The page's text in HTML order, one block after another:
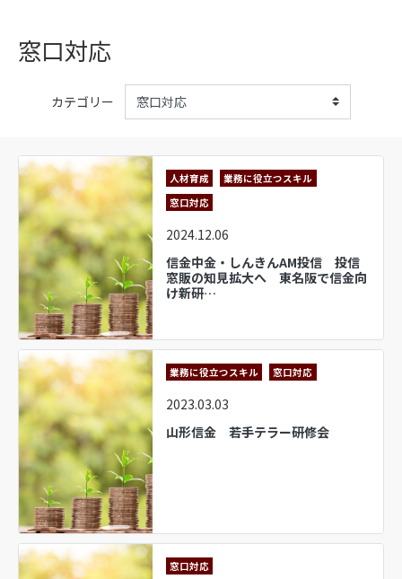
窓口対応
カテゴリー
人材育成
業務に役立つスキル
窓口対応
2024.12.06
信金中金・しんきんAM投信 投信
窓販の知見拡大へ 東名阪で信金向
け新研…
業務に役立つスキル 窓口対応
2023.03.03
山形信金 若手テラー研修会
窓口対応